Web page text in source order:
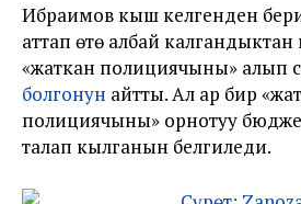
Ибраимов кыш келгенден
аттап өтө албай
«жаткан полициячыны» алып
болгонун айтты. Ал ар бир
полициячыны» орнотуу
талап кылганын белгиледи.